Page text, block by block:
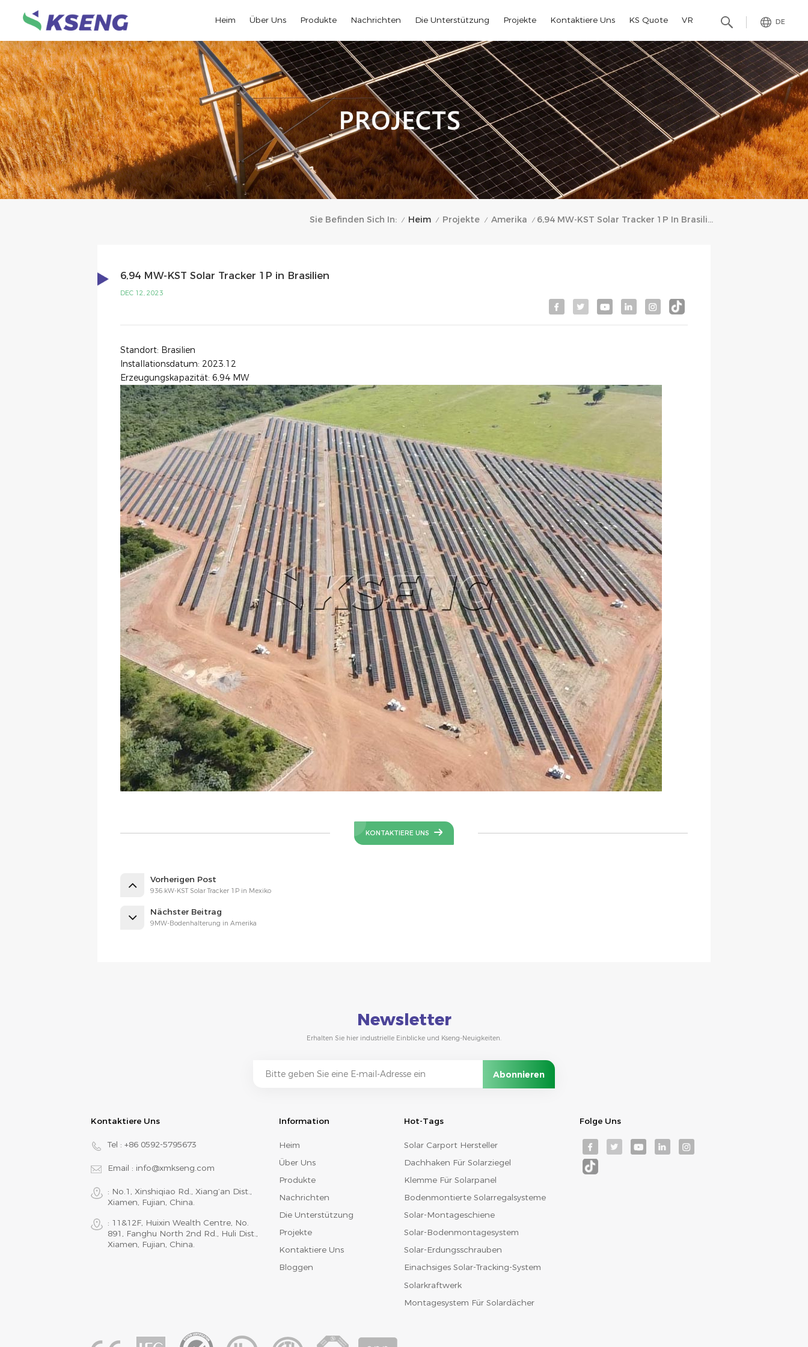
DE
Heim Über Uns Produkte Nachrichten Die Unterstützung Projekte Kontaktiere Uns KS Quote VR
Sie Befinden Sich In: / Heim / Projekte / Amerika / 6,94 MW-KST Solar Tracker 1P In Brasilien
6,94 MW-KST Solar Tracker 1P in Brasilien
DEC 12, 2023
Standort: Brasilien
Installationsdatum: 2023.12
Erzeugungskapazität: 6,94 MW
KONTAKTIERE UNS
Vorherigen Post
936.kW-KST Solar Tracker 1P in Mexiko
Nächster Beitrag
9MW-Bodenhalterung in Amerika
Newsletter
Erhalten Sie hier industrielle Einblicke und Kseng-Neuigkeiten.
Kontaktiere Uns
Tel : +86 0592-5795673
Email : info@xmkseng.com
: No.1, Xinshiqiao Rd., Xiang‘an Dist.,
Xiamen, Fujian, China.
: 11&12F, Huixin Wealth Centre, No.
891, Fanghu North 2nd Rd., Huli Dist.,
Xiamen, Fujian, China.
Information
Heim
Über Uns
Produkte
Nachrichten
Die Unterstützung
Projekte
Kontaktiere Uns
Bloggen
Hot-Tags
Solar Carport Hersteller
Dachhaken Für Solarziegel
Klemme Für Solarpanel
Bodenmontierte Solarregalsysteme
Solar-Montageschiene
Solar-Bodenmontagesystem
Solar-Erdungsschrauben
Einachsiges Solar-Tracking-System
Solarkraftwerk
Montagesystem Für Solardächer
Folge Uns